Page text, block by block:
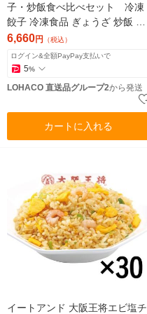
子・炒飯食べ比べセット 冷凍
餃子 冷凍食品 ぎょうざ 炒飯 チ
ャーハン おかず お弁当 中華
（直送品）
6,660円 （税込）
ログイン&全額PayPay支払いで
5%
LOHACO 直送品グループ2から発送
カートに入れる
イートアンド 大阪王将エビ塩チ